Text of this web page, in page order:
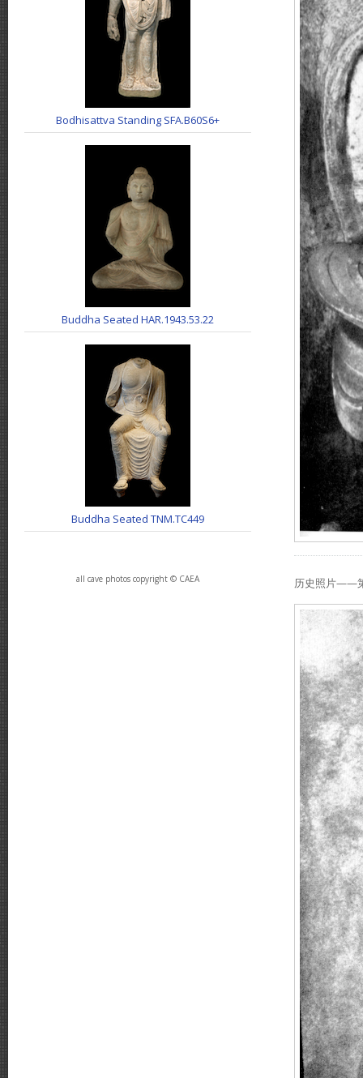
历史照片——
Bodhisattva Standing SFA.B60S6+
Buddha Seated HAR.1943.53.22
Buddha Seated TNM.TC449
all cave photos copyright © CAEA